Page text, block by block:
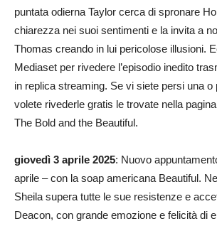
puntata odierna Taylor cerca di spronare
chiarezza nei suoi sentimenti e la invita a
Thomas creando in lui pericolose illusioni.
Mediaset per rivedere l’episodio inedito
in replica streaming. Se vi siete persi una o
volete rivederle gratis le trovate nella
The Bold and the Beautiful.
giovedì 3 aprile 2025: Nuovo
aprile – con la soap americana Beautiful.
Sheila supera tutte le sue resistenze e
Deacon, con grande emozione e felicità di